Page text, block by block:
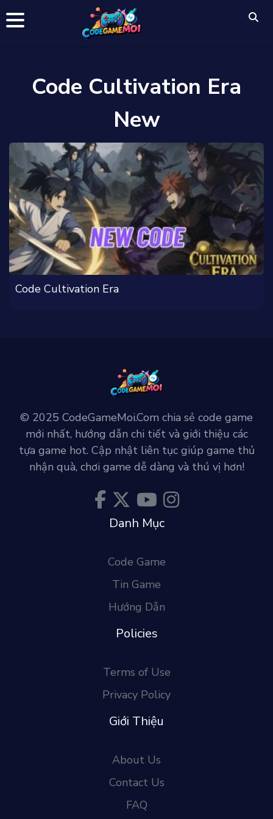
Code Cultivation Era
New
Code Cultivation Era
© 2025 CodeGameMoi.Com chia sẻ code game
mới nhất, hướng dẫn chi tiết và giới thiệu các
tựa game hot. Cập nhật liên tục giúp game thủ
nhận quà, chơi game dễ dàng và thú vị hơn!
Danh Mục
Code Game
Tin Game
Hướng Dẫn
Policies
Terms of Use
Privacy Policy
Giới Thiệu
About Us
Contact Us
FAQ